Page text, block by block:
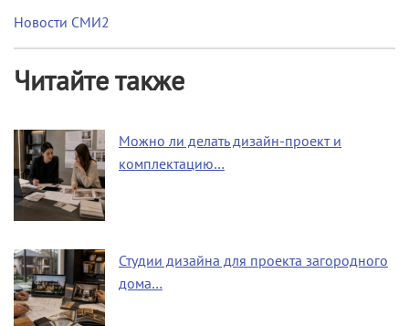
Новости СМИ2
Читайте также
Можно ли делать дизайн-проект и
комплектацию…
Студии дизайна для проекта загородного
дома…